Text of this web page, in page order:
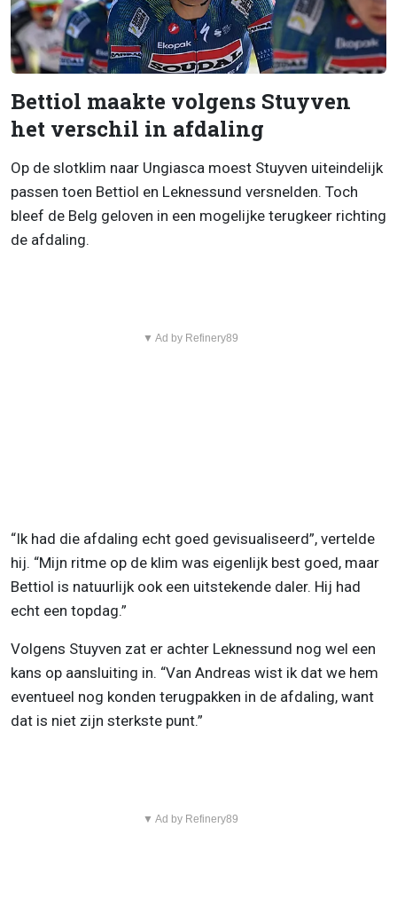
Bettiol maakte volgens Stuyven
het verschil in afdaling
Op de slotklim naar Ungiasca moest Stuyven uiteindelijk
passen toen Bettiol en Leknessund versnelden. Toch
bleef de Belg geloven in een mogelijke terugkeer richting
de afdaling.
▼ Ad by Refinery89
“Ik had die afdaling echt goed gevisualiseerd”, vertelde
hij. “Mijn ritme op de klim was eigenlijk best goed, maar
Bettiol is natuurlijk ook een uitstekende daler. Hij had
echt een topdag.”
Volgens Stuyven zat er achter Leknessund nog wel een
kans op aansluiting in. “Van Andreas wist ik dat we hem
eventueel nog konden terugpakken in de afdaling, want
dat is niet zijn sterkste punt.”
▼ Ad by Refinery89